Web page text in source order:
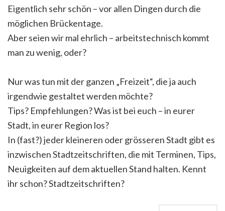
Eigentlich sehr schön – vor allen Dingen durch die
möglichen Brückentage.
Aber seien wir mal ehrlich – arbeitstechnisch kommt
man zu wenig, oder?
Nur was tun mit der ganzen „Freizeit“, die ja auch
irgendwie gestaltet werden möchte?
Tips? Empfehlungen? Was ist bei euch – in eurer
Stadt, in eurer Region los?
In (fast?) jeder kleineren oder grösseren Stadt gibt es
inzwischen Stadtzeitschriften, die mit Terminen, Tips,
Neuigkeiten auf dem aktuellen Stand halten. Kennt
ihr schon? Stadtzeitschriften?